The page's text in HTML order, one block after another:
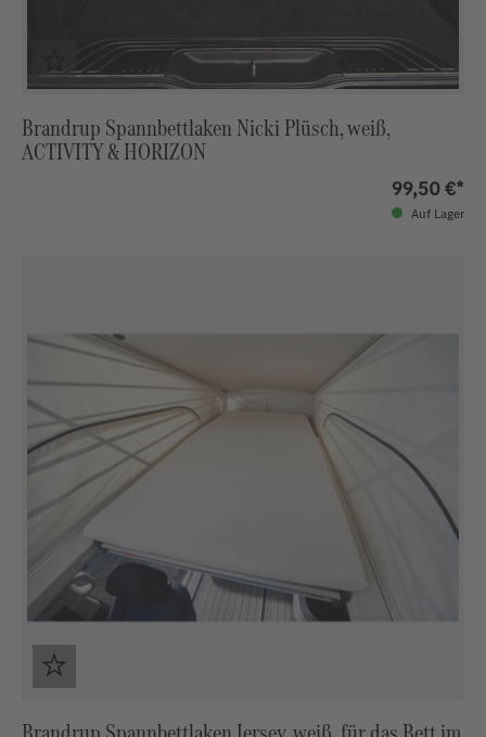
Brandrup Spannbettlaken Nicki Plüsch, weiß,
ACTIVITY & HORIZON
99,50 €*
Auf Lager